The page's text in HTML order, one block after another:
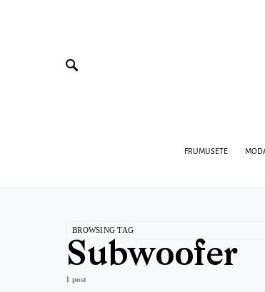
FRUMUSETE
BROWSING TAG
Subwoofer
1 post